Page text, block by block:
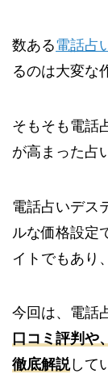
数ある電話占
るのは大変な
そもそも電話
が高まった占
電話占いデス
ルな価格設定
イトでもあり
今回は、電話
口コミ評判や
徹底解説して